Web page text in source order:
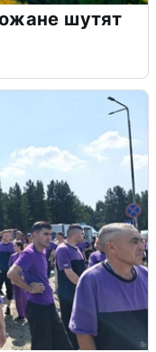
шутят